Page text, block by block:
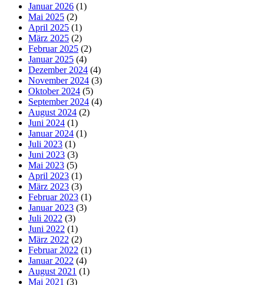
Januar 2026 (1)
Mai 2025 (2)
April 2025 (1)
März 2025 (2)
Februar 2025 (2)
Januar 2025 (4)
Dezember 2024 (4)
November 2024 (3)
Oktober 2024 (5)
September 2024 (4)
August 2024 (2)
Juni 2024 (1)
Januar 2024 (1)
Juli 2023 (1)
Juni 2023 (3)
Mai 2023 (5)
April 2023 (1)
März 2023 (3)
Februar 2023 (1)
Januar 2023 (3)
Juli 2022 (3)
Juni 2022 (1)
März 2022 (2)
Februar 2022 (1)
Januar 2022 (4)
August 2021 (1)
Mai 2021 (3)